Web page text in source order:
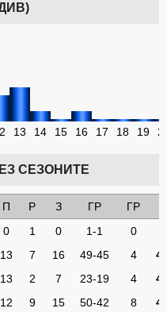
13 14 15 16 17 18 19
СЕЗОНИТЕ
П Р З ГР ГР
0 1 0 1-1 0
13 7 16 49-45 4
13 2 7 23-19 4
12 9 15 50-42 8